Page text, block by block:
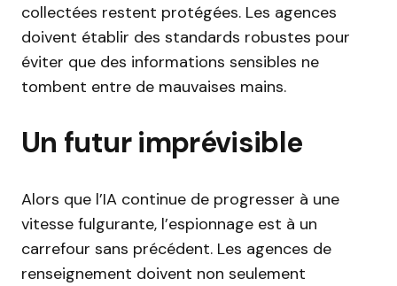
collectées restent protégées. Les agences
doivent établir des standards robustes pour
éviter que des informations sensibles ne
tombent entre de mauvaises mains.
Un futur imprévisible
Alors que l’IA continue de progresser à une
vitesse fulgurante, l’espionnage est à un
carrefour sans précédent. Les agences de
renseignement doivent non seulement